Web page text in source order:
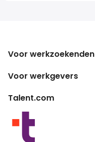
Voor werkzoekenden
Jobs zoeken
Salarisomzetter
Voor werkgevers
Onderneming
Publisher programma's
Talent.com
Meer landen
Servicevoorwaarden